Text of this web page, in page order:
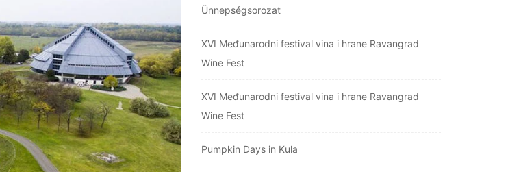
Ünnepségsorozat
XVI Međunarodni festival vina i hrane Ravangrad
Wine Fest
XVI Međunarodni festival vina i hrane Ravangrad
Wine Fest
Pumpkin Days in Kula